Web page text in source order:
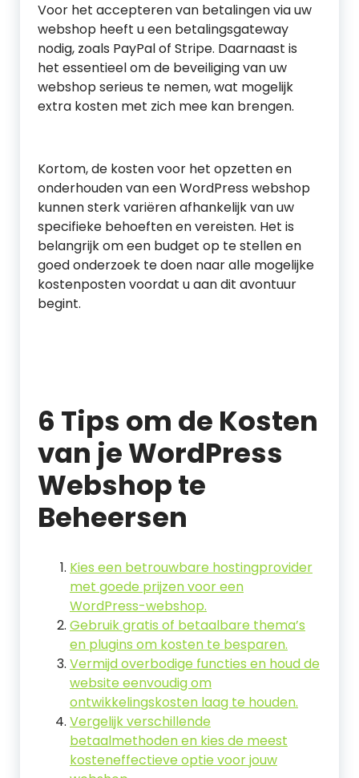
Voor het accepteren van betalingen via uw
webshop heeft u een betalingsgateway
nodig, zoals PayPal of Stripe. Daarnaast is
het essentieel om de beveiliging van uw
webshop serieus te nemen, wat mogelijk
extra kosten met zich mee kan brengen.
Kortom, de kosten voor het opzetten en
onderhouden van een WordPress webshop
kunnen sterk variëren afhankelijk van uw
specifieke behoeften en vereisten. Het is
belangrijk om een budget op te stellen en
goed onderzoek te doen naar alle mogelijke
kostenposten voordat u aan dit avontuur
begint.
6 Tips om de Kosten
van je WordPress
Webshop te
Beheersen
Kies een betrouwbare hostingprovider
met goede prijzen voor een
WordPress-webshop.
Gebruik gratis of betaalbare thema’s
en plugins om kosten te besparen.
Vermijd overbodige functies en houd de
website eenvoudig om
ontwikkelingskosten laag te houden.
Vergelijk verschillende
betaalmethoden en kies de meest
kosteneffectieve optie voor jouw